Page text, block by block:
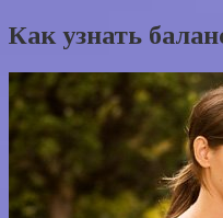
Как узнать